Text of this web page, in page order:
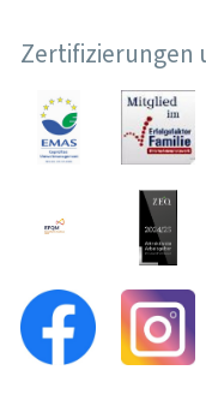
Zertifizierungen